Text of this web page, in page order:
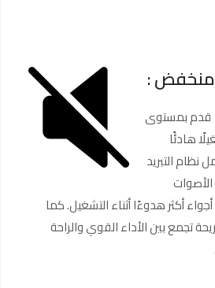
:
تتميز ثلاجة بيكو بابين 15 قدم بمستوى
هادئًا
نظام التبريد
أكثر هدوءًا أثناء التشغيل. كما
تجمع بين الأداء القوي والراحة